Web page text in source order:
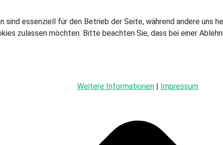
sind essenziell für den Betrieb der Seite, während andere uns
zulassen möchten. Bitte beachten Sie, dass bei einer
Weitere Informationen | Impressum